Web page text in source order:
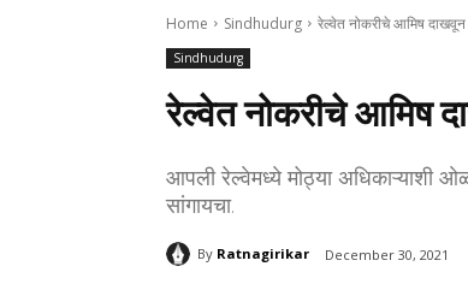
Home Sindhudurg रेल्वेत नोकरीचे आमिष
Sindhudurg
रेल्वेत नोकरीचे आमिष
आपली रेल्वेमध्ये मोठ्या अधिकाऱ्याशी
सांगायचा.
By Ratnagirikar December 30, 2021